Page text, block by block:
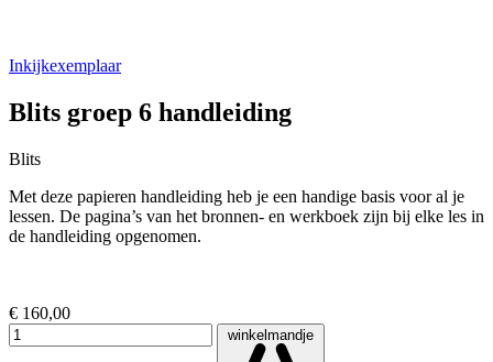
Inkijkexemplaar
Blits groep 6 handleiding
Blits
Met deze papieren handleiding heb je een handige basis voor al je
lessen. De pagina’s van het bronnen- en werkboek zijn bij elke les in
de handleiding opgenomen.
€ 160,00
winkelmandje